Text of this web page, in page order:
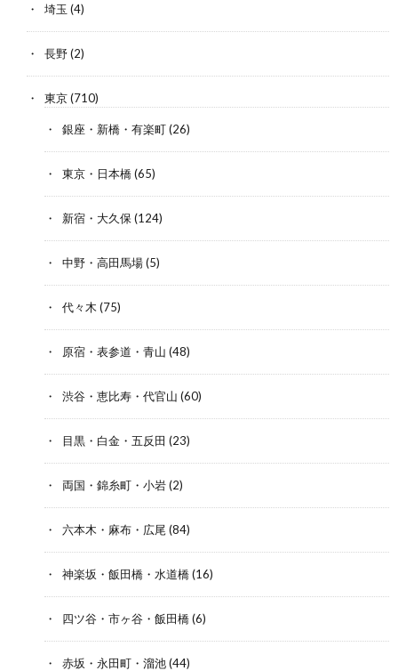
埼玉 (4)
長野(2)
東京(710)
銀座・新橋・有楽町(26)
東京・日本橋(65)
新宿・大久保 (124)
中野・高田馬場(5)
代々木 (75)
原宿・表参道・青山 (48)
渋谷・恵比寿・代官山 (60)
目黒・白金・五反田 (23)
両国・錦糸町・小岩(2)
六本木・麻布・広尾 (84)
神楽坂・飯田橋・水道橋(16)
四ツ谷・市ヶ谷・飯田橋(6)
赤坂・永田町・溜池(44)